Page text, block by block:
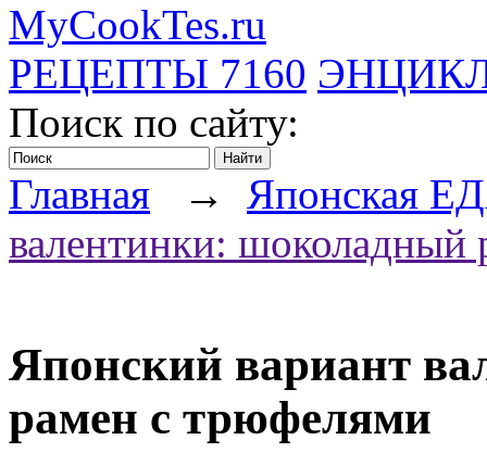
MyCookTes.ru
РЕЦЕПТЫ 7160
Поиск по сайту:
Главная → Японская
валентинки:
Японский вариант
рамен с трюфелями